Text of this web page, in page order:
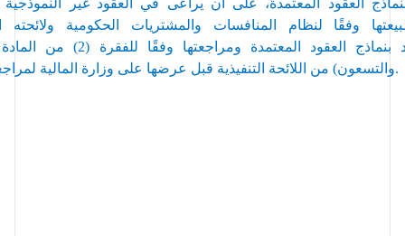
والتسعون) من اللائحة التنفيذية قبل عرضها على وزارة المالية لمراجعتها ماليًا.